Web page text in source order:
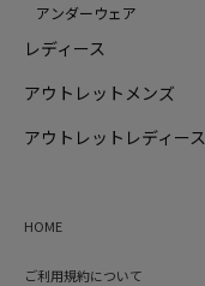
アンダーウェア
レディース
アウトレットメンズ
アウトレットレディース
HOME
ご利用規約について